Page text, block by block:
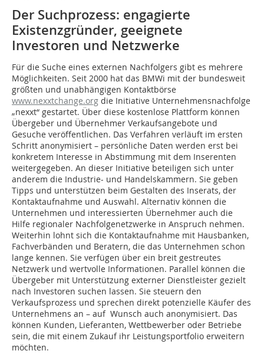
Der Suchprozess: engagierte
Existenzgründer, geeignete
Investoren und Netzwerke
Für die Suche eines externen Nachfolgers gibt es mehrere
Möglichkeiten. Seit 2000 hat das BMWi mit der bundesweit
größten und unabhängigen Kontaktbörse
www.nexxtchange.org die Initiative Unternehmensnachfolge
„nexxt“ gestartet. Über diese kostenlose Plattform können
Übergeber und Übernehmer Verkaufsangebote und
Gesuche veröffentlichen. Das Verfahren verläuft im ersten
Schritt anonymisiert – persönliche Daten werden erst bei
konkretem Interesse in Abstimmung mit dem Inserenten
weitergegeben. An dieser Initiative beteiligen sich unter
anderem die Industrie- und Handelskammern. Sie geben
Tipps und unterstützen beim Gestalten des Inserats, der
Kontaktaufnahme und Auswahl. Alternativ können die
Unternehmen und interessierten Übernehmer auch die
Hilfe regionaler Nachfolgenetzwerke in Anspruch nehmen.
Weiterhin lohnt sich die Kontaktaufnahme mit Hausbanken,
Fachverbänden und Beratern, die das Unternehmen schon
lange kennen. Sie verfügen über ein breit gestreutes
Netzwerk und wertvolle Informationen. Parallel können die
Übergeber mit Unterstützung externer Dienstleister gezielt
nach Investoren suchen lassen. Sie steuern den
Verkaufsprozess und sprechen direkt potenzielle Käufer des
Unternehmens an – auf Wunsch auch anonymisiert. Das
können Kunden, Lieferanten, Wettbewerber oder Betriebe
sein, die mit einem Zukauf ihr Leistungsportfolio erweitern
möchten.